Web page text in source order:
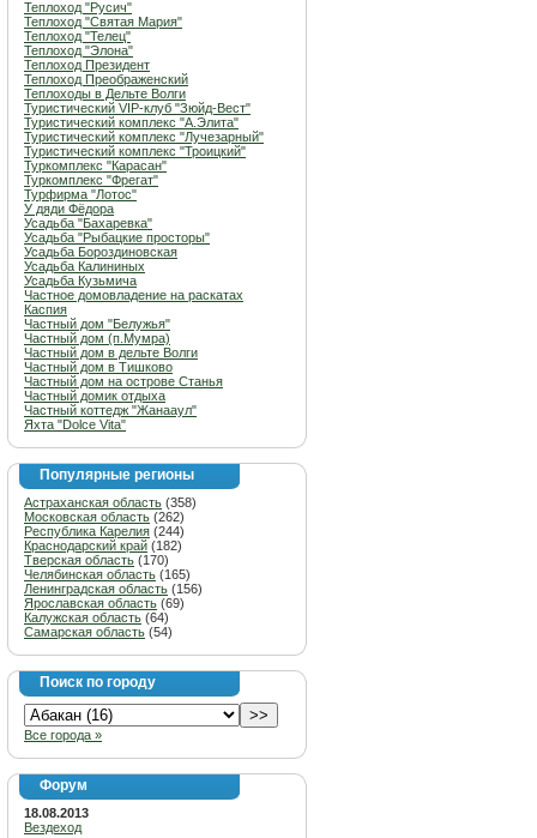
Теплоход "Русич"
Теплоход "Святая Мария"
Теплоход "Телец"
Теплоход "Элона"
Теплоход Президент
Теплоход Преображенский
Теплоходы в Дельте Волги
Туристический VIP-клуб "Зюйд-Вест"
Туристический комплекс "А.Элита"
Туристический комплекс "Лучезарный"
Туристический комплекс "Троицкий"
Туркомплекс "Карасан"
Туркомплекс "Фрегат"
Турфирма "Лотос"
У дяди Фёдора
Усадьба "Бахаревка"
Усадьба "Рыбацкие просторы"
Усадьба Бороздиновская
Усадьба Калининых
Усадьба Кузьмича
Частное домовладение на раскатах
Каспия
Частный дом "Белужья"
Частный дом (п.Мумра)
Частный дом в дельте Волги
Частный дом в Тишково
Частный дом на острове Станья
Частный домик отдыха
Частный коттедж "Жанааул"
Яхта "Dolce Vita"
Популярные регионы
Астраханская область (358)
Московская область (262)
Республика Карелия (244)
Краснодарский край (182)
Тверская область (170)
Челябинская область (165)
Ленинградская область (156)
Ярославская область (69)
Калужская область (64)
Самарская область (54)
Поиск по городу
Все города »
Форум
18.08.2013
Вездеход